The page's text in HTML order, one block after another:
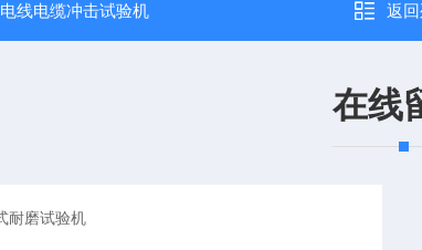
电线电缆冲击试验机 返
在线